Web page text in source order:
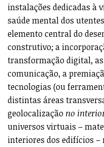
instalações dedicadas à
saúde mental dos
elemento central do
construtivo; a
transformação digital,
comunicação, a
tecnologias (ou
distintas áreas
geolocalização no
universos virtuais –
interiores dos edifícios –